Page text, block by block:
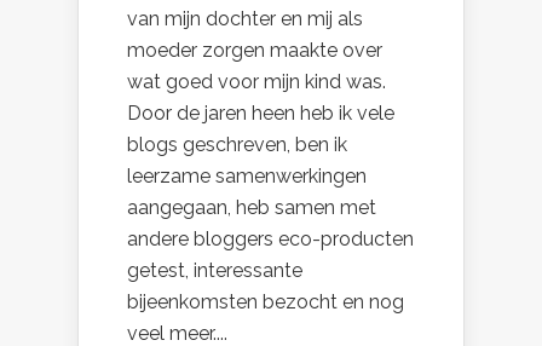
van mijn dochter en mij als
moeder zorgen maakte over
wat goed voor mijn kind was.
Door de jaren heen heb ik vele
blogs geschreven, ben ik
leerzame samenwerkingen
aangegaan, heb samen met
andere bloggers eco-producten
getest, interessante
bijeenkomsten bezocht en nog
veel meer....